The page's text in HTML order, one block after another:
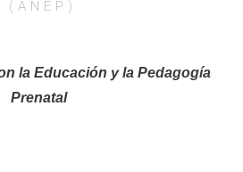
(ANEP)
la Educación y la Pedagogía
Prenatal